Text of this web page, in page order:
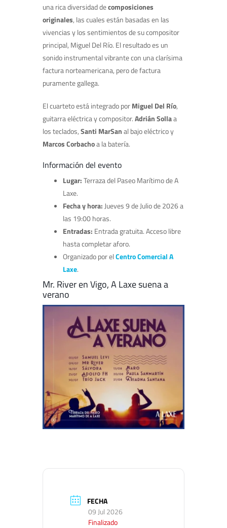
una rica diversidad decomposiciones
originales, las cuales están basadas en las
vivencias y los sentimientos de su compositor
principal, Miguel Del Río. El resultado es un
sonido instrumental vibrante con una clarísima
factura norteamericana, pero de factura
puramente gallega.
El cuarteto está integrado porMiguel Del Río,
guitarra eléctrica y compositor.Adrián Sollaa
los teclados,Santi MarSanal bajo eléctrico y
Marcos Corbachoa la batería.
Información del evento
Lugar:Terraza del Paseo Marítimo de A
Laxe.
Fecha y hora: Jueves 9 de Julio de 2026 a
las 19:00 horas.
Entradas: Entrada gratuita. Acceso libre
hasta completar aforo.
Organizado por elCentro Comercial A
Laxe.
Mr. River en Vigo, A Laxe suena a
verano
FECHA
09 Jul 2026
Finalizado